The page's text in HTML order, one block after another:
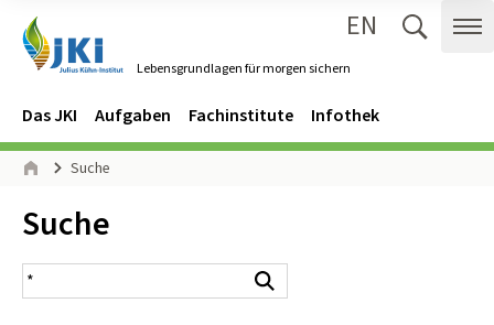
Lebensgrundlagen für morgen sichern
EN
Navigation
Hauptmenü
Das JKI Aufgaben Fachinstitute Infothek
Seitenpfad
Suche
Inhalt:
Suche
Suchergebnis